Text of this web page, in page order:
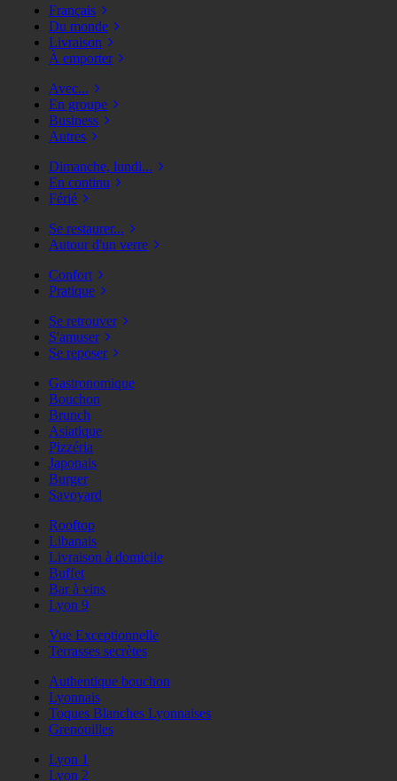
Français
Du monde
Livraison
À emporter
Avec...
En groupe
Business
Autres
Dimanche, lundi...
En continu
Férié
Se restaurer...
Autour d'un verre
Confort
Pratique
Se retrouver
S'amuser
Se reposer
Gastronomique
Bouchon
Brunch
Asiatique
Pizzéria
Japonais
Burger
Savoyard
Rooftop
Libanais
Livraison à domicile
Buffet
Bar à vins
Lyon 9
Vue Exceptionnelle
Terrasses secrètes
Authentique bouchon
Lyonnais
Toques Blanches Lyonnaises
Grenouilles
Lyon 1
Lyon 2